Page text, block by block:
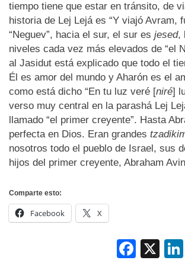
tiempo tiene que estar en tránsito, de
historia de Lej Lejá es “Y viajó Avram,
“Neguev”, hacia el sur, el sur es jesed,
niveles cada vez más elevados de “el
al Jasidut está explicado que todo el
como está dicho “En tu luz veré [niré]
verso muy central en la parashá Lej
llamado “el primer creyente”. Hasta
perfecta en Dios. Eran grandes
nosotros todo el pueblo de Israel, sus
hijos del primer creyente, Abraham
Comparte esto:
Facebook X
X